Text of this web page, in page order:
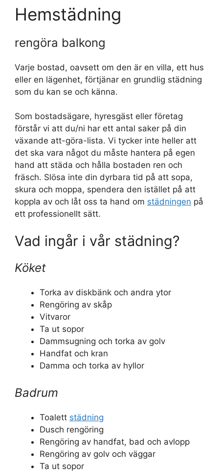
Hemstädning
rengöra balkong
Varje bostad, oavsett om den är en villa, ett hus
eller en lägenhet, förtjänar en grundlig städning
som du kan se och känna.
Som bostadsägare, hyresgäst eller företag
förstår vi att du/ni har ett antal saker på din
växande att-göra-lista. Vi tycker inte heller att
det ska vara något du måste hantera på egen
hand att städa och hålla bostaden ren och
fräsch. Slösa inte din dyrbara tid på att sopa,
skura och moppa, spendera den istället på att
koppla av och låt oss ta hand om städningen på
ett professionellt sätt.
Vad ingår i vår städning?
Köket
Torka av diskbänk och andra ytor
Rengöring av skåp
Vitvaror
Ta ut sopor
Dammsugning och torka av golv
Handfat och kran
Damma och torka av hyllor
Badrum
Toalett städning
Dusch rengöring
Rengöring av handfat, bad och avlopp
Rengöring av golv och väggar
Ta ut sopor